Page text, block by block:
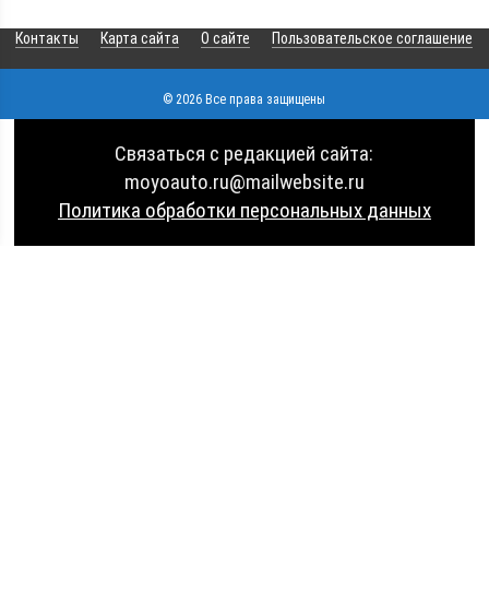
Контакты Карта сайта О сайте Пользовательское соглашение
© 2026 Все права защищены
Связаться с редакцией сайта:
moyoauto.ru@mailwebsite.ru
Политика обработки персональных данных